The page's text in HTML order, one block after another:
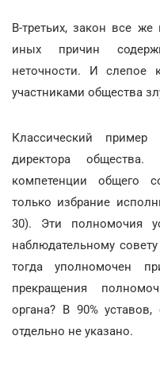
В-третьих, закон все
иных причин
неточности. И слепое
участниками общества
Классический
директора
компетенции общего
только избрание
30). Эти полномочия
наблюдательному
тогда уполномочен
прекращения
органа? В 90%
отдельно не указано.